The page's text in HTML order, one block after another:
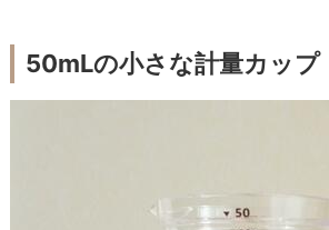
50mLの小さな計量カップ